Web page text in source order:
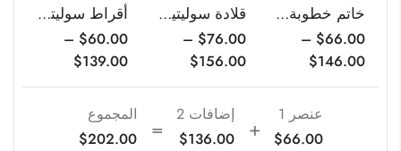
خاتم خطوبة سوليتير من المويسانيت مقطوع على شكل قلب
$66.00
–
$146.00
قلادة سوليتير مويسانيتي على شكل قلب
$76.00
–
$156.00
أقراط سوليتير مويسانيتي كلاسيكية على شكل قلب
$60.00
–
$139.00
عنصر 1
$66.00
إضافات2
$136.00
المجموع
$202.00